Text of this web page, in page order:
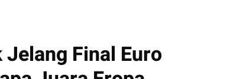
Final Euro